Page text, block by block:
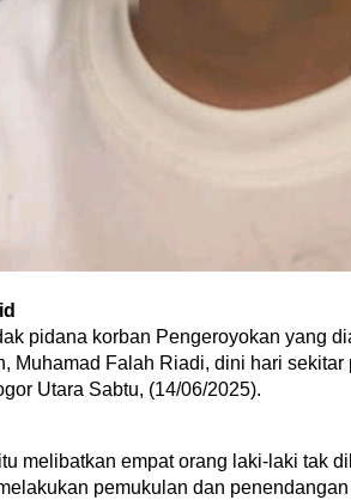
pidana korban Pengeroyokan yang
Muhamad Falah Riadi, dini hari
Utara Sabtu, (14/06/2025).
melibatkan empat orang laki-laki tak
pemukulan dan